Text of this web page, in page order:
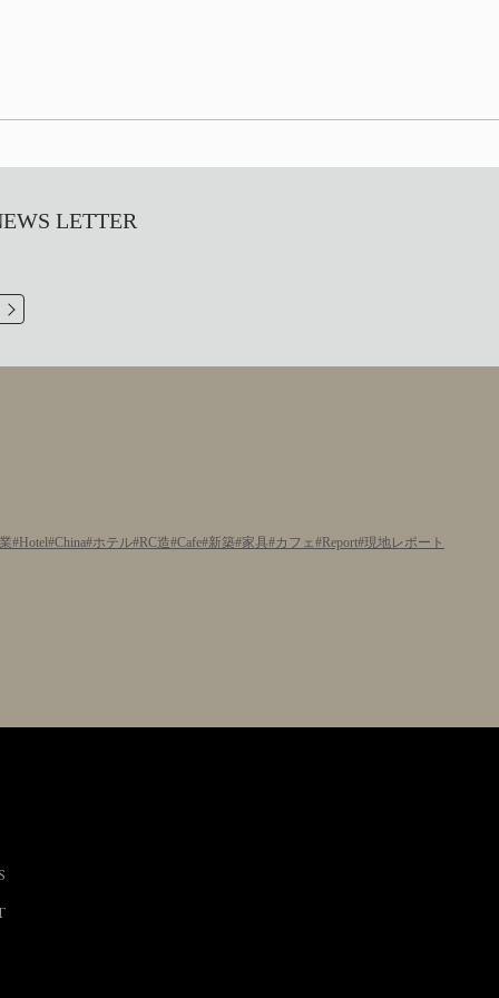
LETTER
Hotel China ホテル RC造 Cafe 新築 家具 カフェ Report 現地レポート